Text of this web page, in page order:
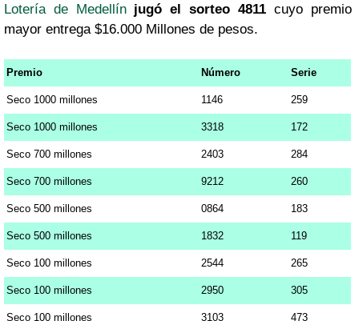
Lotería de Medellín jugó el sorteo 4811cuyo premio
mayor entrega $16.000 Millones de pesos.
Premio Número Serie
Seco 1000 millones 1146 259
Seco 1000 millones 3318 172
Seco 700 millones 2403 284
Seco 700 millones 9212 260
Seco 500 millones 0864 183
Seco 500 millones 1832 119
Seco 100 millones 2544 265
Seco 100 millones 2950 305
Seco 100 millones 3103 473